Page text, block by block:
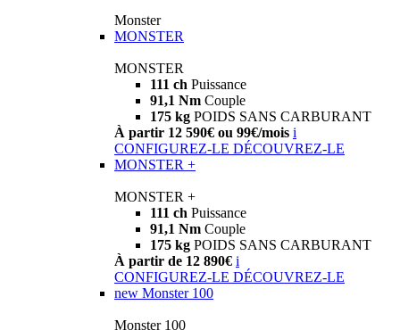
Monster
MONSTER
MONSTER
111 ch Puissance
91,1 Nm Couple
175 kg POIDS SANS CARBURANT
À partir 12 590€ ou 99€/mois i
CONFIGUREZ-LE DÉCOUVREZ-LE
MONSTER +
MONSTER +
111 ch Puissance
91,1 Nm Couple
175 kg POIDS SANS CARBURANT
À partir de 12 890€ i
CONFIGUREZ-LE DÉCOUVREZ-LE
new Monster 100
Monster 100